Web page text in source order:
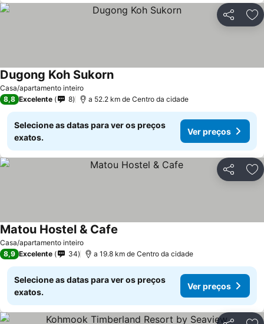
Partilhar
Casa/apartamento inteiro
Dugong Koh SukornVer preços
8,8 Excelente 8 a 52.2 km de Centro da cidade
Selecione as datas para ver os preços
exatos.
Ver preços
Partilhar
Casa/apartamento inteiro
Matou Hostel & Cafe
8,9 Excelente 34 a 19.8 km de Centro da cidade
Selecione as datas para ver os preços
exatos.
Ver preços